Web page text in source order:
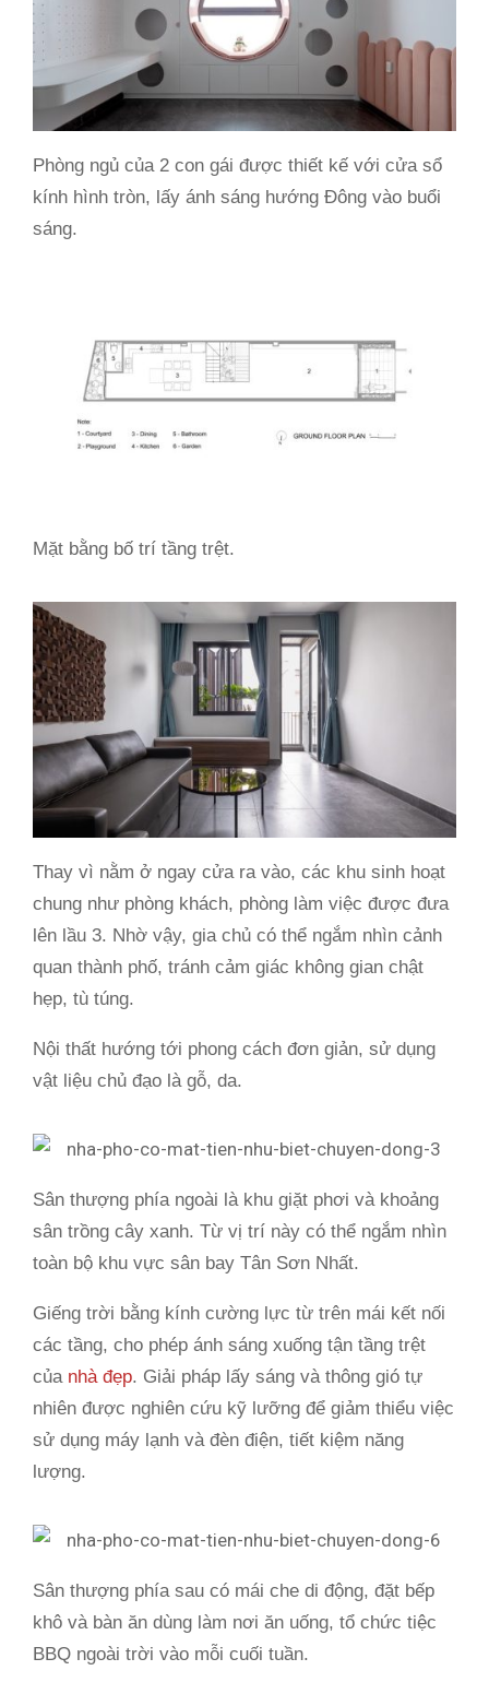
Phòng ngủ của 2 con gái được thiết kế với cửa sổ
kính hình tròn, lấy ánh sáng hướng Đông vào buổi
sáng.
Mặt bằng bố trí tầng trệt.
Thay vì nằm ở ngay cửa ra vào, các khu sinh hoạt
chung như phòng khách, phòng làm việc được đưa
lên lầu 3. Nhờ vậy, gia chủ có thể ngắm nhìn cảnh
quan thành phố, tránh cảm giác không gian chật
hẹp, tù túng.
Nội thất hướng tới phong cách đơn giản, sử dụng
vật liệu chủ đạo là gỗ, da.
Sân thượng phía ngoài là khu giặt phơi và khoảng
sân trồng cây xanh. Từ vị trí này có thể ngắm nhìn
toàn bộ khu vực sân bay Tân Sơn Nhất.
Giếng trời bằng kính cường lực từ trên mái kết nối
các tầng, cho phép ánh sáng xuống tận tầng trệt
của nhà đẹp. Giải pháp lấy sáng và thông gió tự
nhiên được nghiên cứu kỹ lưỡng để giảm thiểu việc
sử dụng máy lạnh và đèn điện, tiết kiệm năng
lượng.
Sân thượng phía sau có mái che di động, đặt bếp
khô và bàn ăn dùng làm nơi ăn uống, tổ chức tiệc
BBQ ngoài trời vào mỗi cuối tuần.